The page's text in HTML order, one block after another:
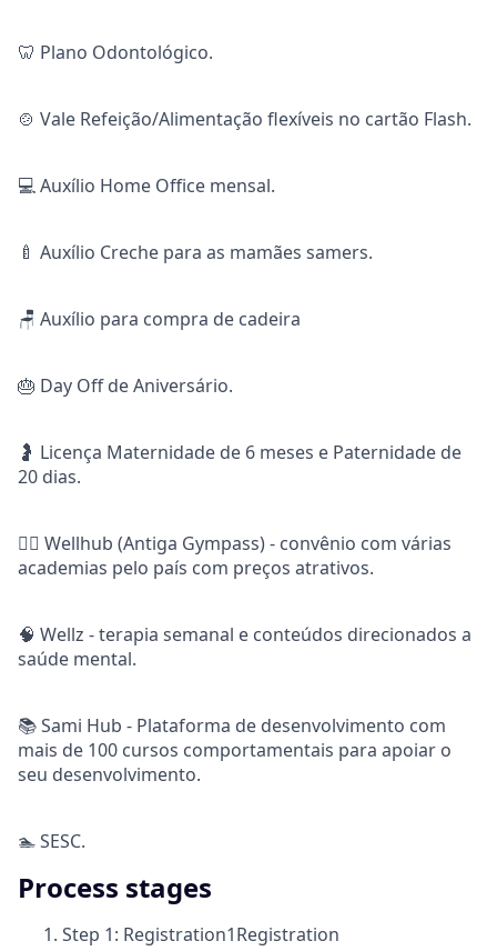
🦷 Plano Odontológico.
🍲 Vale Refeição/Alimentação flexíveis no cartão Flash.
💻 Auxílio Home Office mensal.
‍🍼 Auxílio Creche para as mamães samers.
🪑 Auxílio para compra de cadeira
🎂 Day Off de Aniversário.
🤰 Licença Maternidade de 6 meses e Paternidade de
20 dias.
🏋️‍♀️ Wellhub (Antiga Gympass) - convênio com várias
academias pelo país com preços atrativos.
🧠 Wellz - terapia semanal e conteúdos direcionados a
saúde mental.
📚 Sami Hub - Plataforma de desenvolvimento com
mais de 100 cursos comportamentais para apoiar o
seu desenvolvimento.
🏊 SESC.
Process stages
Step 1: Registration1Registration